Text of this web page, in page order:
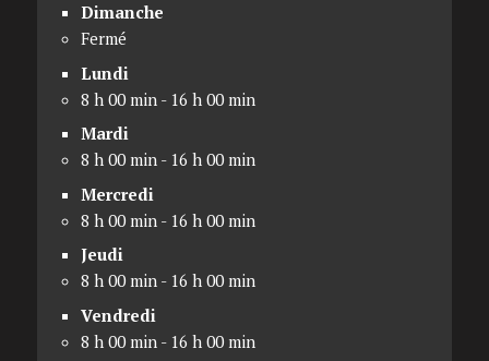
Dimanche
Fermé
Lundi
8 h 00 min - 16 h 00 min
Mardi
8 h 00 min - 16 h 00 min
Mercredi
8 h 00 min - 16 h 00 min
Jeudi
8 h 00 min - 16 h 00 min
Vendredi
8 h 00 min - 16 h 00 min